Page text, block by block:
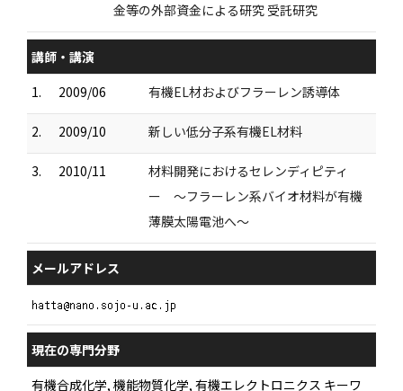
金等の外部資金による研究 受託研究
講師・講演
1.
2009/06 有機EL材およびフラーレン誘導体
2. 2009/10 新しい低分子系有機EL材料
3. 2010/11
材料開発におけるセレンディピティ
ー ～フラーレン系バイオ材料が有機
薄膜太陽電池へ～
メールアドレス
現在の専門分野
有機合成化学, 機能物質化学, 有機エレクトロニクス キーワ